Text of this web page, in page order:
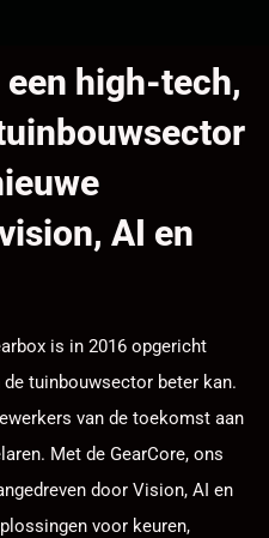
high-tech,
AI en
is in 2016 opgericht
tuinbouwsector beter kan.
van de toekomst aan
Met de GearCore, ons
door Vision, AI en
voor keuren,